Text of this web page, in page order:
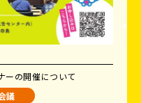
ーの開催について
議